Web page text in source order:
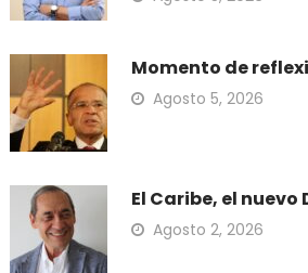
Momento de
Agosto 5, 2026
El Caribe, el nuevo
Agosto 2, 2026